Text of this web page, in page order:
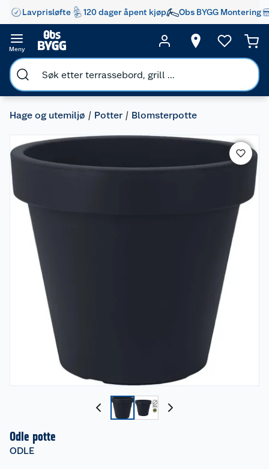
Lavprisløfte 120 dager åpent kjøp Obs BYGG Montering
Meny
Hage og utemiljø Potter Blomsterpotte
Odle potte
ODLE